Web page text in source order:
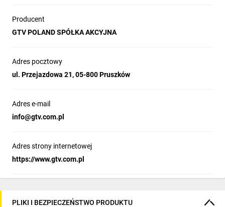
Producent
GTV POLAND SPÓŁKA AKCYJNA
Adres pocztowy
ul. Przejazdowa 21, 05-800 Pruszków
Adres e-mail
info­@gtv.com.pl
Adres strony internetowej
https://www.gtv.com.pl
PLIKI I BEZPIECZEŃSTWO PRODUKTU